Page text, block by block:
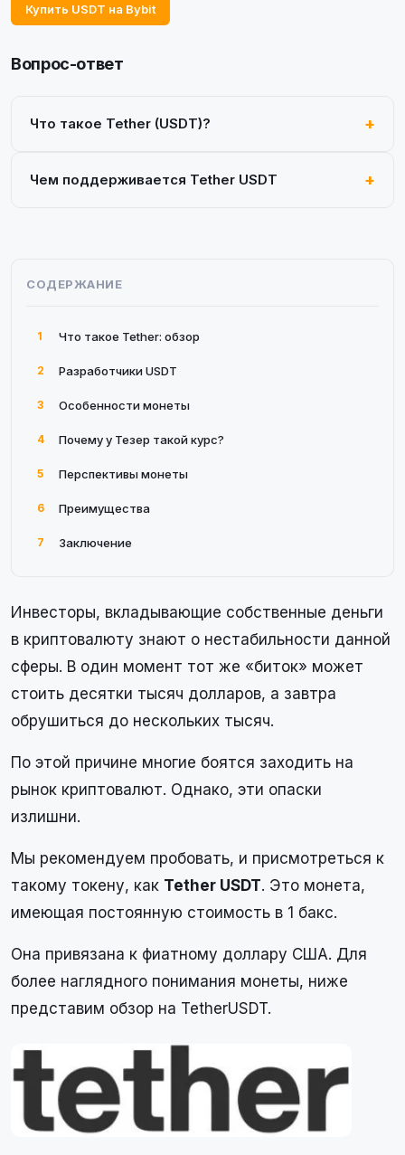
Купить USDT на Bybit
Вопрос-ответ
Что такое Tether (USDT)?
Чем поддерживается Tether USDT
СОДЕРЖАНИЕ
1 Что такое Tether: обзор
2 Разработчики USDT
3 Особенности монеты
4 Почему у Тезер такой курс?
5 Перспективы монеты
6 Преимущества
7 Заключение
Инвесторы, вкладывающие собственные деньги
в криптовалюту знают о нестабильности данной
сферы. В один момент тот же «биток» может
стоить десятки тысяч долларов, а завтра
обрушиться до нескольких тысяч.
По этой причине многие боятся заходить на
рынок криптовалют. Однако, эти опаски
излишни.
Мы рекомендуем пробовать, и присмотреться к
такому токену, как Tether USDT. Это монета,
имеющая постоянную стоимость в 1 бакс.
Она привязана к фиатному доллару США. Для
более наглядного понимания монеты, ниже
представим обзор на TetherUSDT.